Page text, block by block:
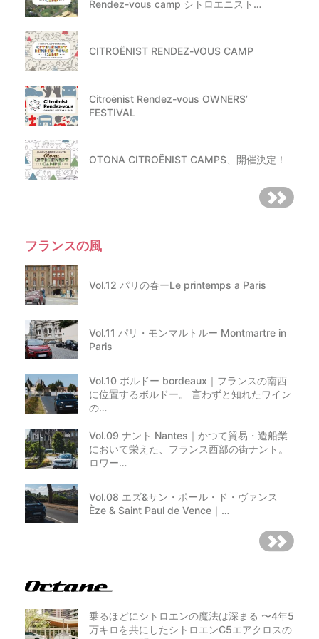
Rendez-vous camp シトロエニスト…
CITROËNIST RENDEZ-VOUS CAMP
Citroënist Rendez-vous OWNERS’
FESTIVAL
OTONA CITROËNIST CAMPS、開催決定！
フランスの風
Vol.12 パリの春ーLe printemps a Paris
Vol.11 パリ・モンマルトルー Montmartre in
Paris
Vol.10 ボルドー bordeaux｜フランスの南西
に位置するボルドー。 言わずと知れたワイン
の…
Vol.09 ナント Nantes｜かつて貿易・造船業
において栄えた、フランス西部の街ナント。
ロワー…
Vol.08 エズ&サン・ポール・ド・ヴァンス
Èze & Saint Paul de Vence｜…
乗るほどにシトロエンの魔法は深まる 〜4年5
万キロを共にしたシトロエンC5エアクロスの